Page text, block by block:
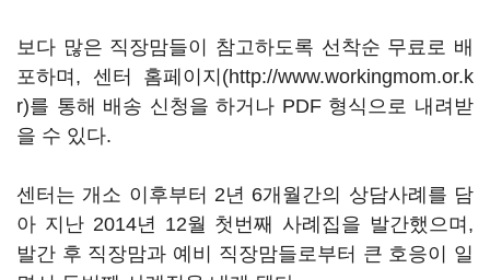
보다 많은 직장맘들이 참고하도록 선착순 무료로 배
포하며, 센터 홈페이지(http://www.workingmom.or.k
r)를 통해 배송 신청을 하거나 PDF 형식으로 내려받
을 수 있다.
센터는 개소 이후부터 2년 6개월간의 상담사례를 담
아 지난 2014년 12월 첫번째 사례집을 발간했으며,
발간 후 직장맘과 예비 직장맘들로부터 큰 호응이 일